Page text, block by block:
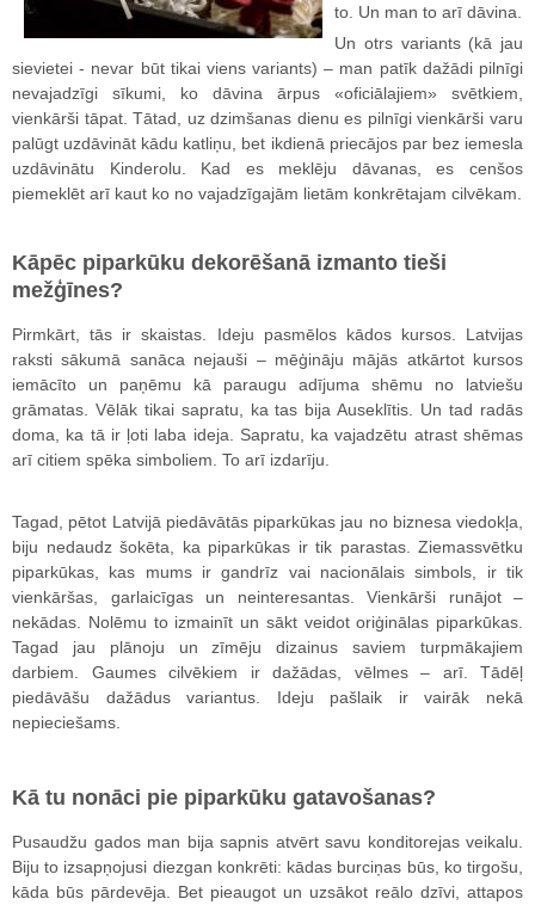
to. Un man to arī dāvina.
Un otrs variants (kā jau
sievietei - nevar būt tikai viens variants) – man patīk dažādi pilnīgi
nevajadzīgi sīkumi, ko dāvina ārpus «oficiālajiem» svētkiem,
vienkārši tāpat. Tātad, uz dzimšanas dienu es pilnīgi vienkārši varu
palūgt uzdāvināt kādu katliņu, bet ikdienā priecājos par bez iemesla
uzdāvinātu Kinderolu. Kad es meklēju dāvanas, es cenšos
piemeklēt arī kaut ko no vajadzīgajām lietām konkrētajam cilvēkam.
Kāpēc piparkūku dekorēšanā izmanto tieši
mežģīnes?
Pirmkārt, tās ir skaistas. Ideju pasmēlos kādos kursos. Latvijas
raksti sākumā sanāca nejauši – mēģināju mājās atkārtot kursos
iemācīto un paņēmu kā paraugu adījuma shēmu no latviešu
grāmatas. Vēlāk tikai sapratu, ka tas bija Auseklītis. Un tad radās
doma, ka tā ir ļoti laba ideja. Sapratu, ka vajadzētu atrast shēmas
arī citiem spēka simboliem. To arī izdarīju.
Tagad, pētot Latvijā piedāvātās piparkūkas jau no biznesa viedokļa,
biju nedaudz šokēta, ka piparkūkas ir tik parastas. Ziemassvētku
piparkūkas, kas mums ir gandrīz vai nacionālais simbols, ir tik
vienkāršas, garlaicīgas un neinteresantas. Vienkārši runājot –
nekādas. Nolēmu to izmainīt un sākt veidot oriģinālas piparkūkas.
Tagad jau plānoju un zīmēju dizainus saviem turpmākajiem
darbiem. Gaumes cilvēkiem ir dažādas, vēlmes – arī. Tādēļ
piedāvāšu dažādus variantus. Ideju pašlaik ir vairāk nekā
nepieciešams.
Kā tu nonāci pie piparkūku gatavošanas?
Pusaudžu gados man bija sapnis atvērt savu konditorejas veikalu.
Biju to izsapņojusi diezgan konkrēti: kādas burciņas būs, ko tirgošu,
kāda būs pārdevēja. Bet pieaugot un uzsākot reālo dzīvi, attapos